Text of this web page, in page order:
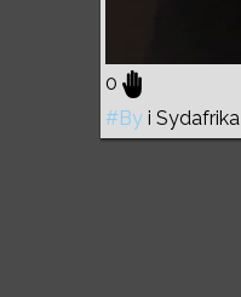
0
#By i Sydafrika